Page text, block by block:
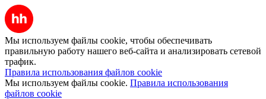
Мы используем файлы cookie, чтобы обеспечивать
правильную работу нашего веб-сайта и анализировать сетевой
трафик.
Правила использования файлов cookie
Мы используем файлы cookie. Правила использования
файлов cookie